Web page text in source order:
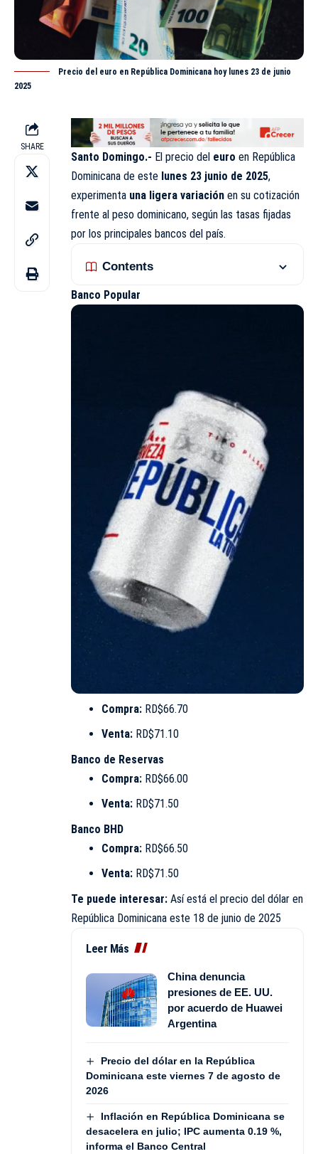
Precio del euro en República Dominicana hoy lunes 23 de junio
2025
SHARE
Santo Domingo.- El precio del euro en República
Dominicana de este lunes 23 junio de 2025,
experimenta una ligera variación en su cotización
frente al peso dominicano, según las tasas fijadas
por los principales bancos del país.
Contents
Banco Popular
Compra:RD$66.70
Venta: RD$71.10
Banco de Reservas
Compra:RD$66.00
Venta:RD$71.50
Banco BHD
Compra:RD$66.50
Venta:RD$71.50
Te puede interesar: Así está el precio del dólar en
República Dominicana este 18 de junio de 2025
Leer Más
China denuncia
presiones de EE. UU.
por acuerdo de Huawei
Argentina
Precio del dólar en la República
Dominicana este viernes 7 de agosto de
2026
Inflación en República Dominicana se
desacelera en julio; IPC aumenta 0.19 %,
informa el Banco Central